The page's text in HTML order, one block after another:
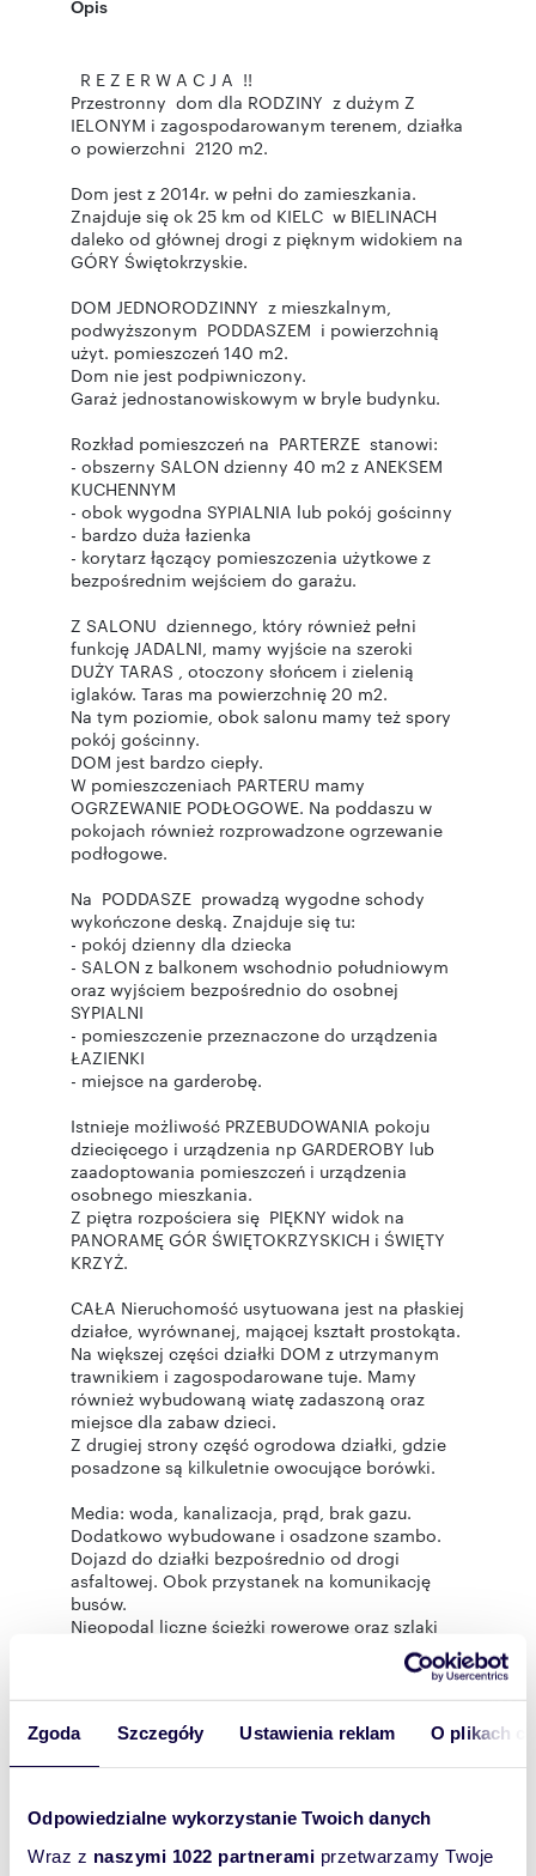
Zgoda Szczegóły Ustawienia reklam O plikach
Odpowiedzialne wykorzystanie Twoich danych
Wraz z naszymi 1022 partnerami przetwarzamy Twoje
Opis
R E Z E R W A C J A !!
Przestronny dom dla RODZINY z dużym Z
IELONYM i zagospodarowanym terenem, działka
o powierzchni 2120 m2.
Dom jest z 2014r. w pełni do zamieszkania.
Znajduje się ok 25 km od KIELC w BIELINACH
daleko od głównej drogi z pięknym widokiem na
GÓRY Świętokrzyskie.
DOM JEDNORODZINNY z mieszkalnym,
podwyższonym PODDASZEM i powierzchnią
użyt. pomieszczeń 140 m2.
Dom nie jest podpiwniczony.
Garaż jednostanowiskowym w bryle budynku.
Rozkład pomieszczeń na PARTERZE stanowi:
- obszerny SALON dzienny 40 m2 z ANEKSEM
KUCHENNYM
- obok wygodna SYPIALNIA lub pokój gościnny
- bardzo duża łazienka
- korytarz łączący pomieszczenia użytkowe z
bezpośrednim wejściem do garażu.
Z SALONU dziennego, który również pełni
funkcję JADALNI, mamy wyjście na szeroki
DUŻY TARAS , otoczony słońcem i zielenią
iglaków. Taras ma powierzchnię 20 m2.
Na tym poziomie, obok salonu mamy też spory
pokój gościnny.
DOM jest bardzo ciepły.
W pomieszczeniach PARTERU mamy
OGRZEWANIE PODŁOGOWE. Na poddaszu w
pokojach również rozprowadzone ogrzewanie
podłogowe.
Na PODDASZE prowadzą wygodne schody
wykończone deską. Znajduje się tu:
- pokój dzienny dla dziecka
- SALON z balkonem wschodnio południowym
oraz wyjściem bezpośrednio do osobnej
SYPIALNI
- pomieszczenie przeznaczone do urządzenia
ŁAZIENKI
- miejsce na garderobę.
Istnieje możliwość PRZEBUDOWANIA pokoju
dziecięcego i urządzenia np GARDEROBY lub
zaadoptowania pomieszczeń i urządzenia
osobnego mieszkania.
Z piętra rozpościera się PIĘKNY widok na
PANORAMĘ GÓR ŚWIĘTOKRZYSKICH i ŚWIĘTY
KRZYŻ.
CAŁA Nieruchomość usytuowana jest na płaskiej
działce, wyrównanej, mającej kształt prostokąta.
Na większej części działki DOM z utrzymanym
trawnikiem i zagospodarowane tuje. Mamy
również wybudowaną wiatę zadaszoną oraz
miejsce dla zabaw dzieci.
Z drugiej strony część ogrodowa działki, gdzie
posadzone są kilkuletnie owocujące borówki.
Media: woda, kanalizacja, prąd, brak gazu.
Dodatkowo wybudowane i osadzone szambo.
Dojazd do działki bezpośrednio od drogi
asfaltowej. Obok przystanek na komunikację
busów.
Nieopodal liczne ścieżki rowerowe oraz szlaki
turystyczne prowadząca w Góry Świętokrzyskie.
Usytuowanie DOMU z dala od głównej drogi
OTACZAJĄCEJ PRZYRODY .
DOM NIE WYMAGA REMONTU a jedynie
SERDECZNIE zapraszam do odwiedzenia
nieruchomości ..